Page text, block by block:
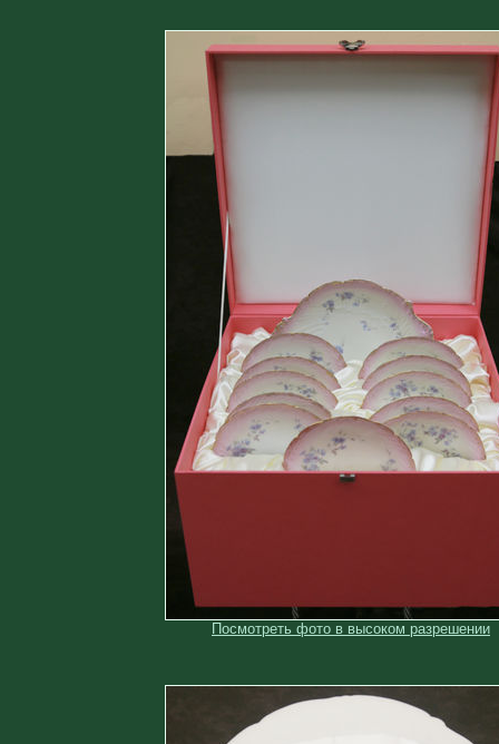
Посмотреть фото в высоком разрешении